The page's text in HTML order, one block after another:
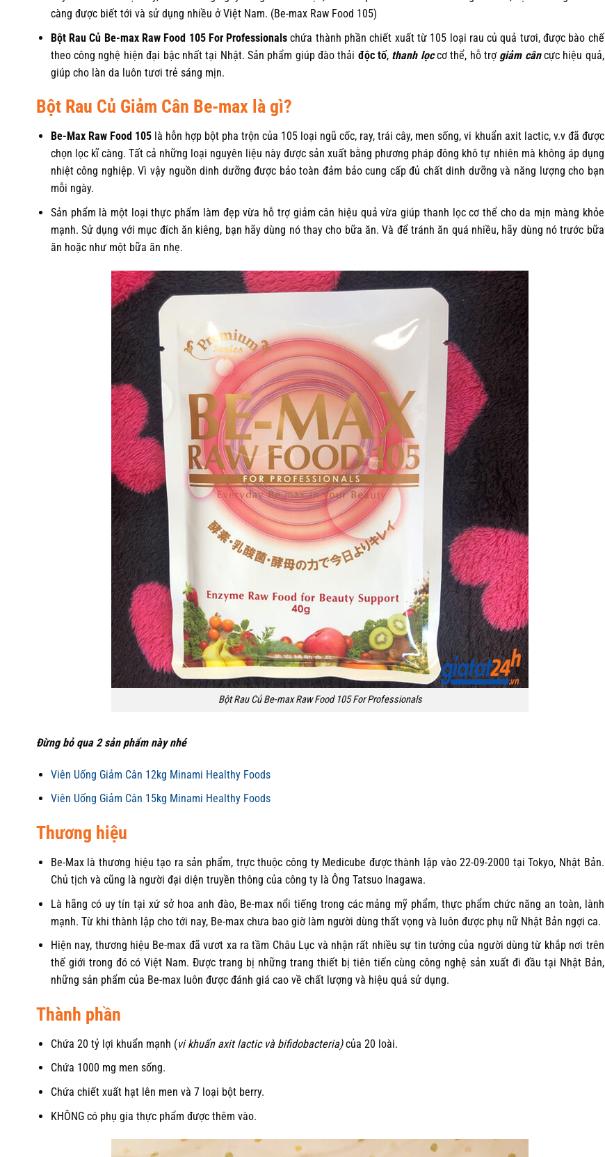
càng được biết tới và sử dụng nhiều ở Việt Nam. (Be-max Raw Food 105)
Bột Rau Củ Be-max Raw Food 105 For Professionals chứa thành phần chiết xuất từ 105 loại rau củ quả tươi, được bào chế
theo công nghệ hiện đại bậc nhất tại Nhật. Sản phẩm giúp đào thải độc tố, thanh lọccơ thể, hỗ trợ giảm câncực hiệu quả,
giúp cho làn da luôn tươi trẻ sáng mịn.
Bột Rau Củ Giảm Cân Be-max là gì?
Be-Max Raw Food 105là hỗn hợp bột pha trộn của 105 loại ngũ cốc, ray, trái cây, men sống, vi khuẩn axit lactic, v.v đã được
chọn lọc kĩ càng. Tất cả những loại nguyên liệu này được sản xuất bằng phương pháp đông khô tự nhiên mà không áp dụng
nhiệt công nghiệp. Vì vậy nguồn dinh dưỡng được bảo toàn đảm bảo cung cấp đủ chất dinh dưỡng và năng lượng cho bạn
mỗi ngày.
Sản phẩm là một loại thực phẩm làm đẹp vừa hỗ trợ giảm cân hiệu quả vừa giúp thanh lọc cơ thể cho da mịn màng khỏe
mạnh. Sử dụng với mục đích ăn kiêng, bạn hãy dùng nó thay cho bữa ăn. Và để tránh ăn quá nhiều, hãy dùng nó trước bữa
ăn hoặc như một bữa ăn nhẹ.
Bột Rau Củ Be-max Raw Food 105 For Professionals
Đừng bỏ qua 2 sản phẩm này nhé
Viên Uống Giảm Cân 12kg Minami Healthy Foods
Viên Uống Giảm Cân 15kg Minami Healthy Foods
Thương hiệu
Be-Max là thương hiệu tạo ra sản phẩm, trực thuộc công ty Medicube được thành lập vào 22-09-2000 tại Tokyo, Nhật Bản.
Chủ tịch và cũng là người đại diện truyền thông của công ty là Ông Tatsuo Inagawa.
Là hãng có uy tín tại xứ sở hoa anh đào, Be-max nổi tiếng trong các mảng mỹ phẩm, thực phẩm chức năng an toàn, lành
mạnh. Từ khi thành lập cho tới nay, Be-max chưa bao giờ làm người dùng thất vọng và luôn được phụ nữ Nhật Bản ngợi ca.
Hiện nay, thương hiệu Be-max đã vươt xa ra tầm Châu Lục và nhận rất nhiều sự tin tưởng của người dùng từ khắp nơi trên
thế giới trong đó có Việt Nam. Được trang bị những trang thiết bị tiên tiến cùng công nghệ sản xuất đi đầu tại Nhật Bản,
những sản phẩm của Be-max luôn được đánh giá cao về chất lượng và hiệu quả sử dụng.
Thành phần
Chứa 20 tỷ lợi khuẩn mạnh (vi khuẩn axit lactic và bifidobacteria)của 20 loài.
Chứa 1000 mg men sống.
Chứa chiết xuất hạt lên men và 7 loại bột berry.
KHÔNG có phụ gia thực phẩm được thêm vào.